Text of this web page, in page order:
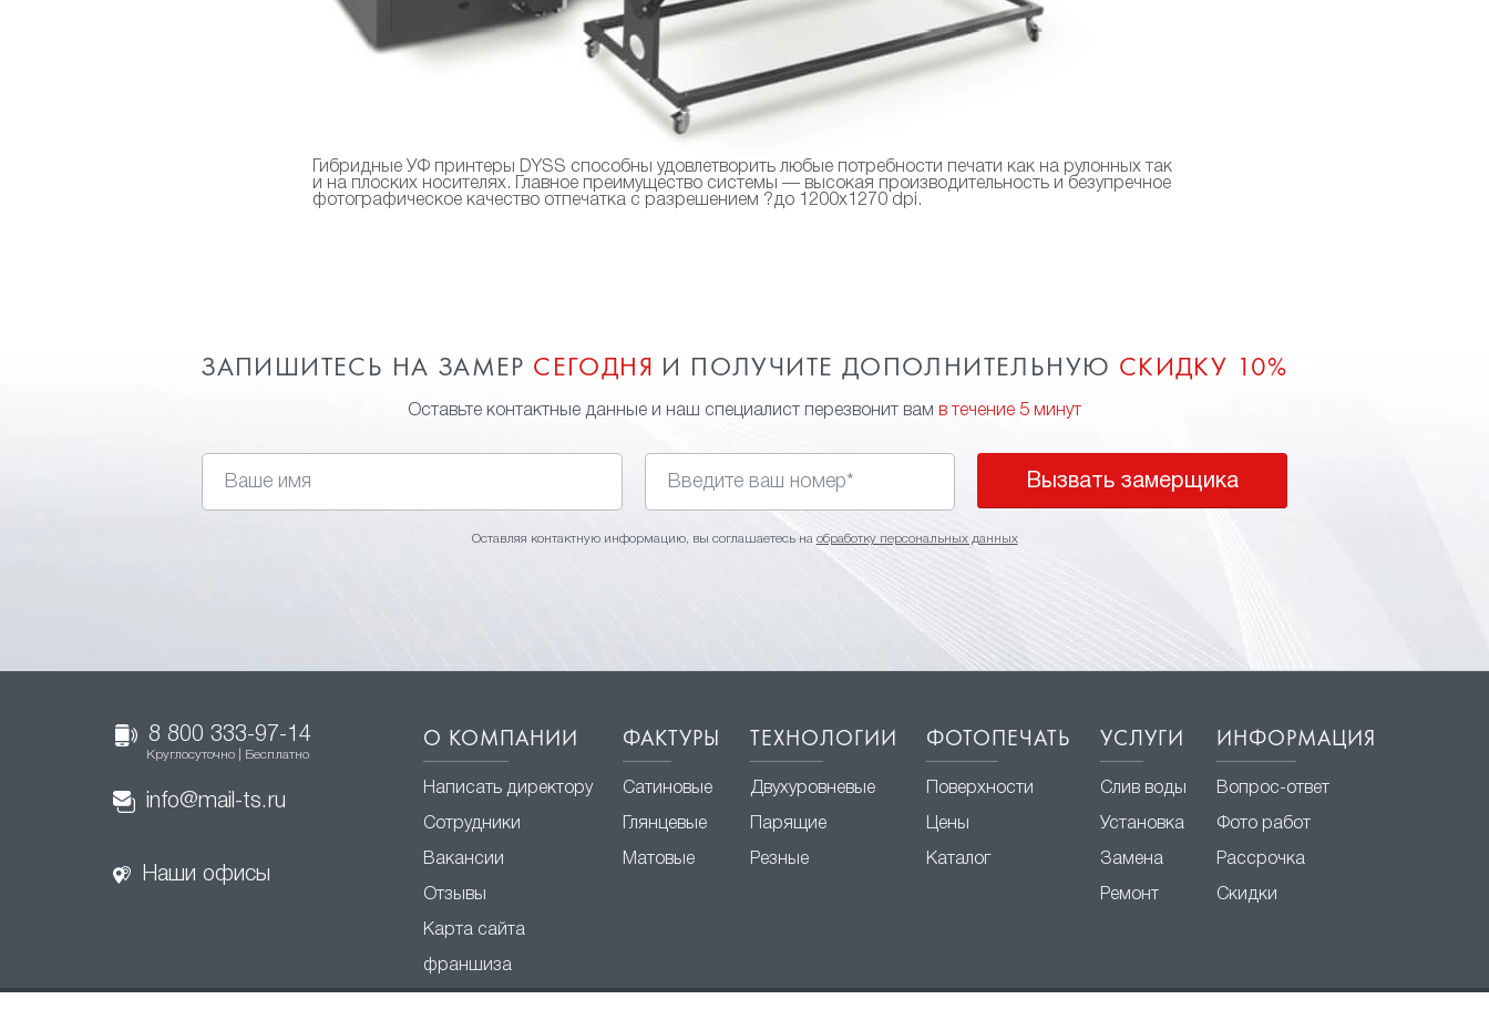
Гибридные УФ принтеры DYSS способны удовлетворить любые потребности печати как на рулонных так
и на плоских носителях. Главное преимущество системы — высокая производительность и безупречное
фотографическое качество отпечатка с разрешением ?до 1200х1270 dpi.
ЗАПИШИТЕСЬ НА ЗАМЕР СЕГОДНЯ И ПОЛУЧИТЕ ДОПОЛНИТЕЛЬНУЮ СКИДКУ 10%
Оставьте контактные данные и наш специалист перезвонит вам в течение 5 минут
Вызвать замерщика
Оставляя контактную информацию, вы соглашаетесь на обработку персональных данных
8 800 333-97-14
Круглосуточно | Бесплатно
info@mail-ts.ru
Наши офисы
О КОМПАНИИ
Написать директору
Сотрудники
Вакансии
Отзывы
Карта сайта
франшиза
ФАКТУРЫ
Сатиновые
Глянцевые
Матовые
ТЕХНОЛОГИИ
Двухуровневые
Парящие
Резные
ФОТОПЕЧАТЬ
Поверхности
Цены
Каталог
УСЛУГИ
Слив воды
Установка
Замена
Ремонт
ИНФОРМАЦИЯ
Вопрос-ответ
Фото работ
Рассрочка
Скидки